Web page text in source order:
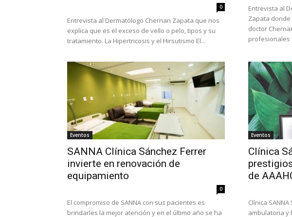
0
Entrevista al Dermatólogo Chernan Zapata que nos
explica que es el exceso de vello o pelo, tipos y su
tratamiento. La Hipertricosis y el Hirsutismo El...
Entrevista al
Zapata donde
doctor
profesionales
Eventos
SANNA Clínica Sánchez Ferrer
invierte en renovación de
equipamiento
0
El compromiso de SANNA con sus pacientes es
brindarles la mejor atención y en el último año se ha
Eventos
Clínica
de
Clínica
ambulatoria y